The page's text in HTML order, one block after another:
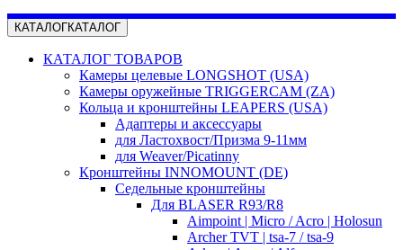
КАТАЛОГКАТАЛОГ
КАТАЛОГ ТОВАРОВ
Камеры целевые LONGSHOT (USA)
Камеры оружейные TRIGGERCAM (ZA)
Кольца и кронштейны LEAPERS (USA)
Адаптеры и аксессуары
для Ластохвост/Призма 9-11мм
для Weaver/Picatinny
Кронштейны INNOMOUNT (DE)
Седельные кронштейны
Для BLASER R93/R8
Aimpoint | Micro / Acro | Holosun
Archer TVT | tsa-7 / tsa-9